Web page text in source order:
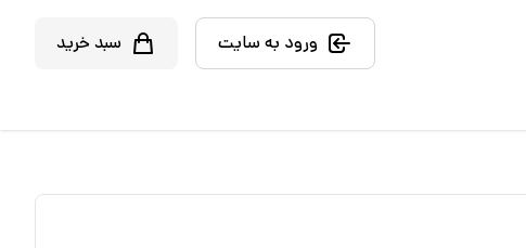
ورود به سایت سبد خرید